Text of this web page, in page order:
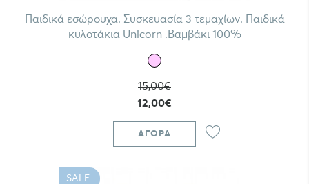
Παιδικά εσώρουχα. Συσκευασία 3 τεμαχίων. Παιδικά
κυλοτάκια Unicorn .Βαμβάκι 100%
15,00€
12,00€
ΑΓΟΡΆ
SALE